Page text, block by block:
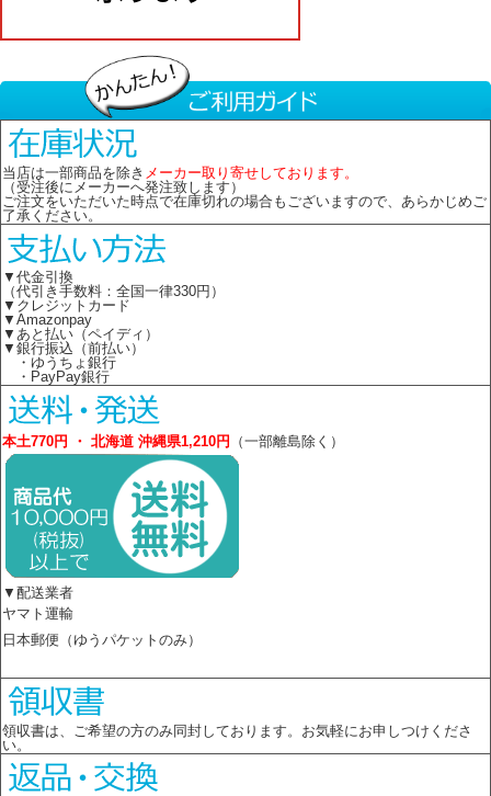
当店は一部商品を除き メーカー取り寄せしております。
（受注後にメーカーへ発注致します）
ご注文をいただいた時点で在庫切れの場合もございますので、あらかじめご
了承ください。
▼代金引換
（代引き手数料：全国一律330円）
▼クレジットカード
▼Amazonpay
▼あと払い（ペイディ）
▼銀行振込（前払い）
・ゆうちょ銀行
・PayPay銀行
本土770円 ・ 北海道 沖縄県1,210円 （一部離島除く）
▼配送業者
ヤマト運輸
日本郵便（ゆうパケットのみ）
領収書は、ご希望の方のみ同封しております。お気軽にお申しつけくださ
い。